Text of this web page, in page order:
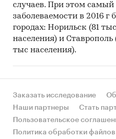
случаев. При этом самый
заболеваемости в 2016 г
городах: Норильск (81
населения) и Ставрополь
тыс населения).
Заказать исследование
Наши партнеры
Стать
Пользовательское
Политика обработки